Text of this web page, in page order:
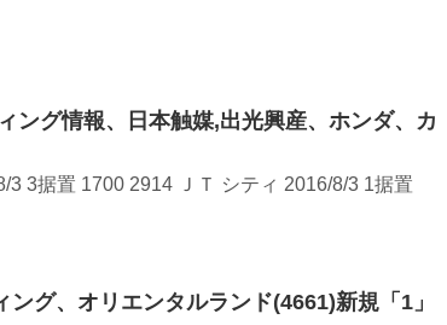
ング情報、日本触媒,出光興産、ホンダ、カ
3 3据置 1700 2914 ＪＴ シティ 2016/8/3 1据置
グ、オリエンタルランド(4661)新規「1」